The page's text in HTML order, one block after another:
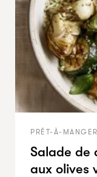
PRÊT-À-MANGER
Salade de
aux olives